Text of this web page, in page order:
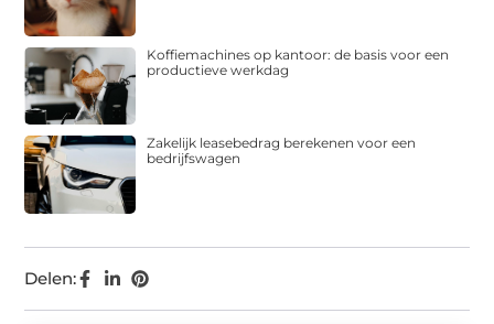
Delen:
Koffiemachines op kantoor: de basis voor een
productieve werkdag
Zakelijk leasebedrag berekenen voor een
bedrijfswagen